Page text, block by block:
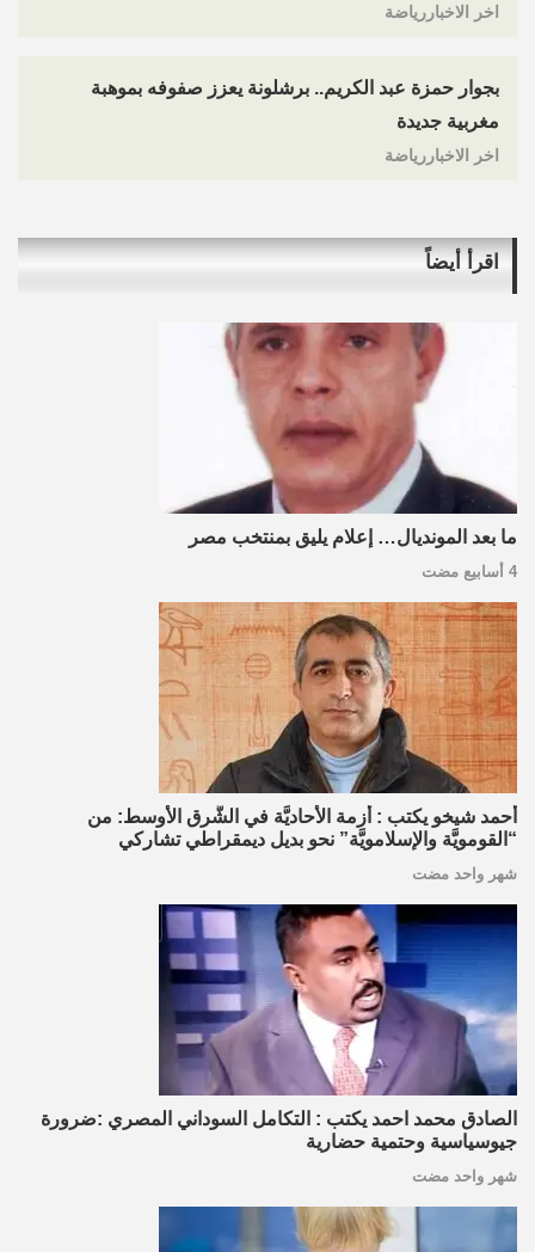
اخر الاخباررياضة
بجوار حمزة عبد الكريم.. برشلونة يعزز صفوفه بموهبة
مغربية جديدة
اخر الاخباررياضة
اقرأ أيضاً
ما بعد المونديال… إعلام يليق بمنتخب مصر
4 أسابيع مضت
أحمد شيخو يكتب : أزمة الأحاديَّة في الشَّرق الأوسط: من
“القومويَّة والإسلامويَّة” نحو بديل ديمقراطي تشاركي
شهر واحد مضت
الصادق محمد احمد يكتب : التكامل السوداني المصري :ضرورة
جيوسياسية وحتمية حضارية
شهر واحد مضت